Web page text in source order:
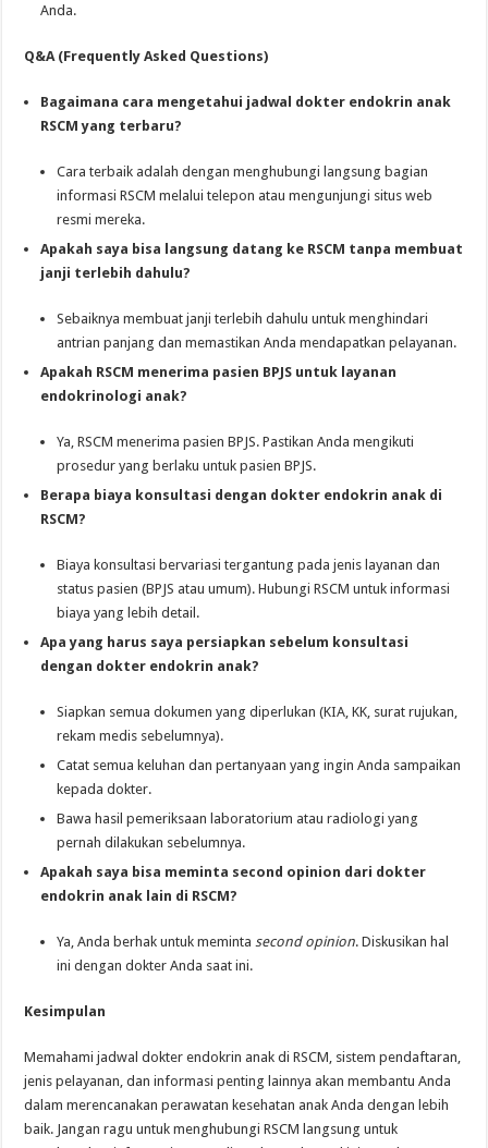
Anda.
Q&A (Frequently Asked Questions)
Bagaimana cara mengetahui jadwal dokter endokrin anak
RSCM yang terbaru?
Cara terbaik adalah dengan menghubungi langsung bagian
informasi RSCM melalui telepon atau mengunjungi situs web
resmi mereka.
Apakah saya bisa langsung datang ke RSCM tanpa membuat
janji terlebih dahulu?
Sebaiknya membuat janji terlebih dahulu untuk menghindari
antrian panjang dan memastikan Anda mendapatkan pelayanan.
Apakah RSCM menerima pasien BPJS untuk layanan
endokrinologi anak?
Ya, RSCM menerima pasien BPJS. Pastikan Anda mengikuti
prosedur yang berlaku untuk pasien BPJS.
Berapa biaya konsultasi dengan dokter endokrin anak di
RSCM?
Biaya konsultasi bervariasi tergantung pada jenis layanan dan
status pasien (BPJS atau umum). Hubungi RSCM untuk informasi
biaya yang lebih detail.
Apa yang harus saya persiapkan sebelum konsultasi
dengan dokter endokrin anak?
Siapkan semua dokumen yang diperlukan (KIA, KK, surat rujukan,
rekam medis sebelumnya).
Catat semua keluhan dan pertanyaan yang ingin Anda sampaikan
kepada dokter.
Bawa hasil pemeriksaan laboratorium atau radiologi yang
pernah dilakukan sebelumnya.
Apakah saya bisa meminta second opinion dari dokter
endokrin anak lain di RSCM?
Ya, Anda berhak untuk meminta second opinion. Diskusikan hal
ini dengan dokter Anda saat ini.
Kesimpulan
Memahami jadwal dokter endokrin anak di RSCM, sistem pendaftaran,
jenis pelayanan, dan informasi penting lainnya akan membantu Anda
dalam merencanakan perawatan kesehatan anak Anda dengan lebih
baik. Jangan ragu untuk menghubungi RSCM langsung untuk